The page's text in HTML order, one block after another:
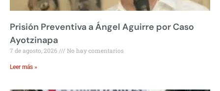
Prisión Preventiva a Ángel Aguirre por Caso
Ayotzinapa
7 de agosto, 2026 No hay comentarios
Leer más »